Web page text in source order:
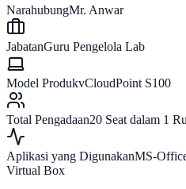
NarahubungMr. Anwar
JabatanGuru Pengelola Lab
Model ProdukvCloudPoint S100
Total Pengadaan20 Seat dalam 1
Aplikasi yang DigunakanMS-
Virtual Box